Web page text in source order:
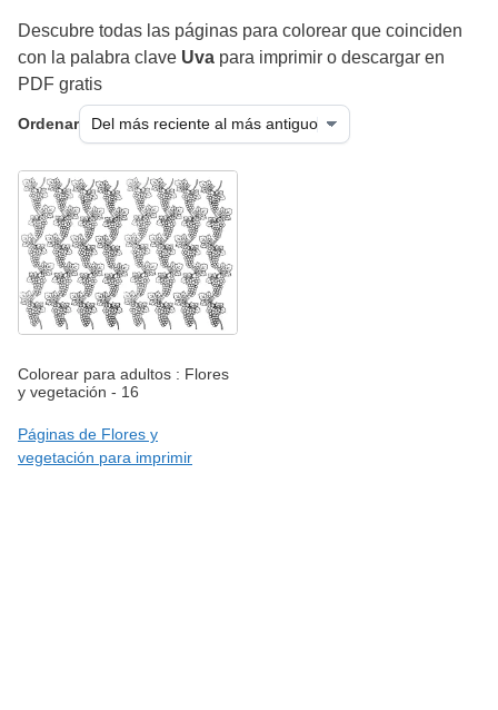
Descubre todas las páginas para colorear que coinciden
con la palabra clave Uva para imprimir o descargar en
PDF gratis
Ordenar
Colorear para adultos : Flores
y vegetación - 16
Páginas de Flores y
vegetación para imprimir